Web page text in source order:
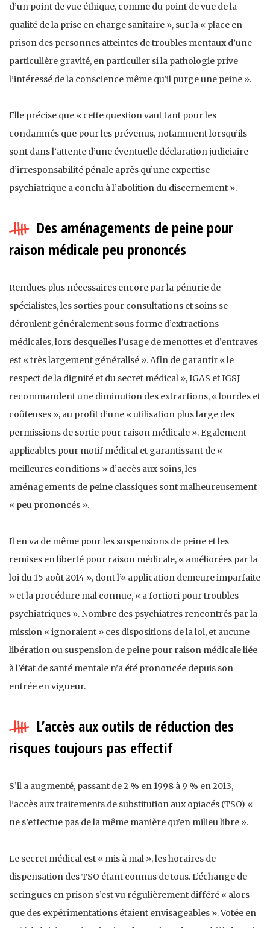
d’un point de vue éthique, comme du point de vue de la
qualité de la prise en charge sanitaire », sur la « place en
prison des personnes atteintes de troubles mentaux d’une
particulière gravité, en particulier si la pathologie prive
l’intéressé de la conscience même qu’il purge une peine ».
Elle précise que « cette question vaut tant pour les
condamnés que pour les prévenus, notamment lorsqu’ils
sont dans l’attente d’une éventuelle déclaration judiciaire
d’irresponsabilité pénale après qu’une expertise
psychiatrique a conclu à l’abolition du discernement ».
Des aménagements de peine pour
raison médicale peu prononcés
Rendues plus nécessaires encore par la pénurie de
spécialistes, les sorties pour consultations et soins se
déroulent généralement sous forme d’extractions
médicales, lors desquelles l’usage de menottes et d’entraves
est « très largement généralisé ». Afin de garantir « le
respect de la dignité et du secret médical », IGAS et IGSJ
recommandent une diminution des extractions, « lourdes et
coûteuses », au profit d’une « utilisation plus large des
permissions de sortie pour raison médicale ». Egalement
applicables pour motif médical et garantissant de «
meilleures conditions » d’accès aux soins, les
aménagements de peine classiques sont malheureusement
« peu prononcés ».
Il en va de même pour les suspensions de peine et les
remises en liberté pour raison médicale, « améliorées par la
loi du 15 août 2014 », dont l’« application demeure imparfaite
» et la procédure mal connue, « a fortiori pour troubles
psychiatriques ». Nombre des psychiatres rencontrés par la
mission « ignoraient » ces dispositions de la loi, et aucune
libération ou suspension de peine pour raison médicale liée
à l’état de santé mentale n’a été prononcée depuis son
entrée en vigueur.
L’accès aux outils de réduction des
risques toujours pas effectif
S’il a augmenté, passant de 2 % en 1998 à 9 % en 2013,
l’accès aux traitements de substitution aux opiacés (TSO) «
ne s’effectue pas de la même manière qu’en milieu libre ».
Le secret médical est « mis à mal », les horaires de
dispensation des TSO étant connus de tous. L’échange de
seringues en prison s’est vu régulièrement différé « alors
que des expérimentations étaient envisageables ». Votée en